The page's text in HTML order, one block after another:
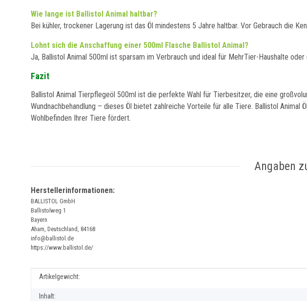
Wie lange ist Ballistol Animal haltbar?
Bei kühler, trockener Lagerung ist das Öl mindestens 5 Jahre haltbar. Vor Gebrauch die
Lohnt sich die Anschaffung einer 500ml Flasche Ballistol Animal?
Ja, Ballistol Animal 500ml ist sparsam im Verbrauch und ideal für MehrTier-Haushalte
Fazit
Ballistol Animal Tierpflegeöl 500ml ist die perfekte Wahl für Tierbesitzer, die eine
Wundnachbehandlung – dieses Öl bietet zahlreiche Vorteile für alle Tiere. Ballistol
Wohlbefinden Ihrer Tiere fördert.
Angaben
Herstellerinformationen:
BALLISTOL GmbH
Ballistolweg 1
Bayern
Aham, Deutschland, 84168
info@ballistol.de
https://www.ballistol.de/
Produkteigenschaft
Wert
Artikelgewicht:
Inhalt: